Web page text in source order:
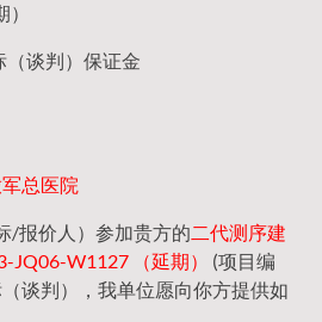
（谈判）保证金
总医院
/报价人）参加贵方的二代测序建
JQ06-W1127 （延期）
(项目编
谈判），我单位愿向你方提供如